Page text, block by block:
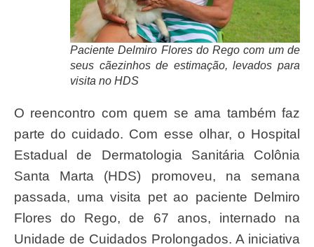
Paciente Delmiro Flores do Rego com um de
seus cãezinhos de estimação, levados para
visita no HDS
O reencontro com quem se ama também faz
parte do cuidado. Com esse olhar, o Hospital
Estadual de Dermatologia Sanitária Colônia
Santa Marta (HDS) promoveu, na semana
passada, uma visita pet ao paciente Delmiro
Flores do Rego, de 67 anos, internado na
Unidade de Cuidados Prolongados. A iniciativa